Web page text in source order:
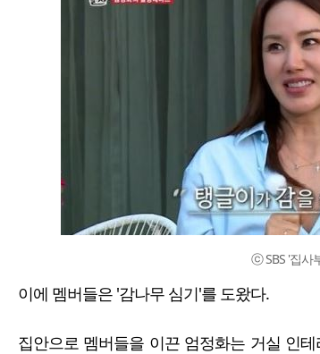
ⓒ SBS '집사
이에 멤버들은 '감나무 심기'를 도왔다.
집안으로 멤버들을 이끈 엄정화는 거실 인